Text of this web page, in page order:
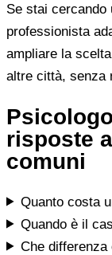
Se stai cercando
professionista
ampliare la
altre città, senza
risposte
comuni
Quanto costa
Quando è il
Che